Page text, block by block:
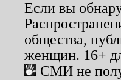
Если вы
общества,
женщин. 16+
СМИ не